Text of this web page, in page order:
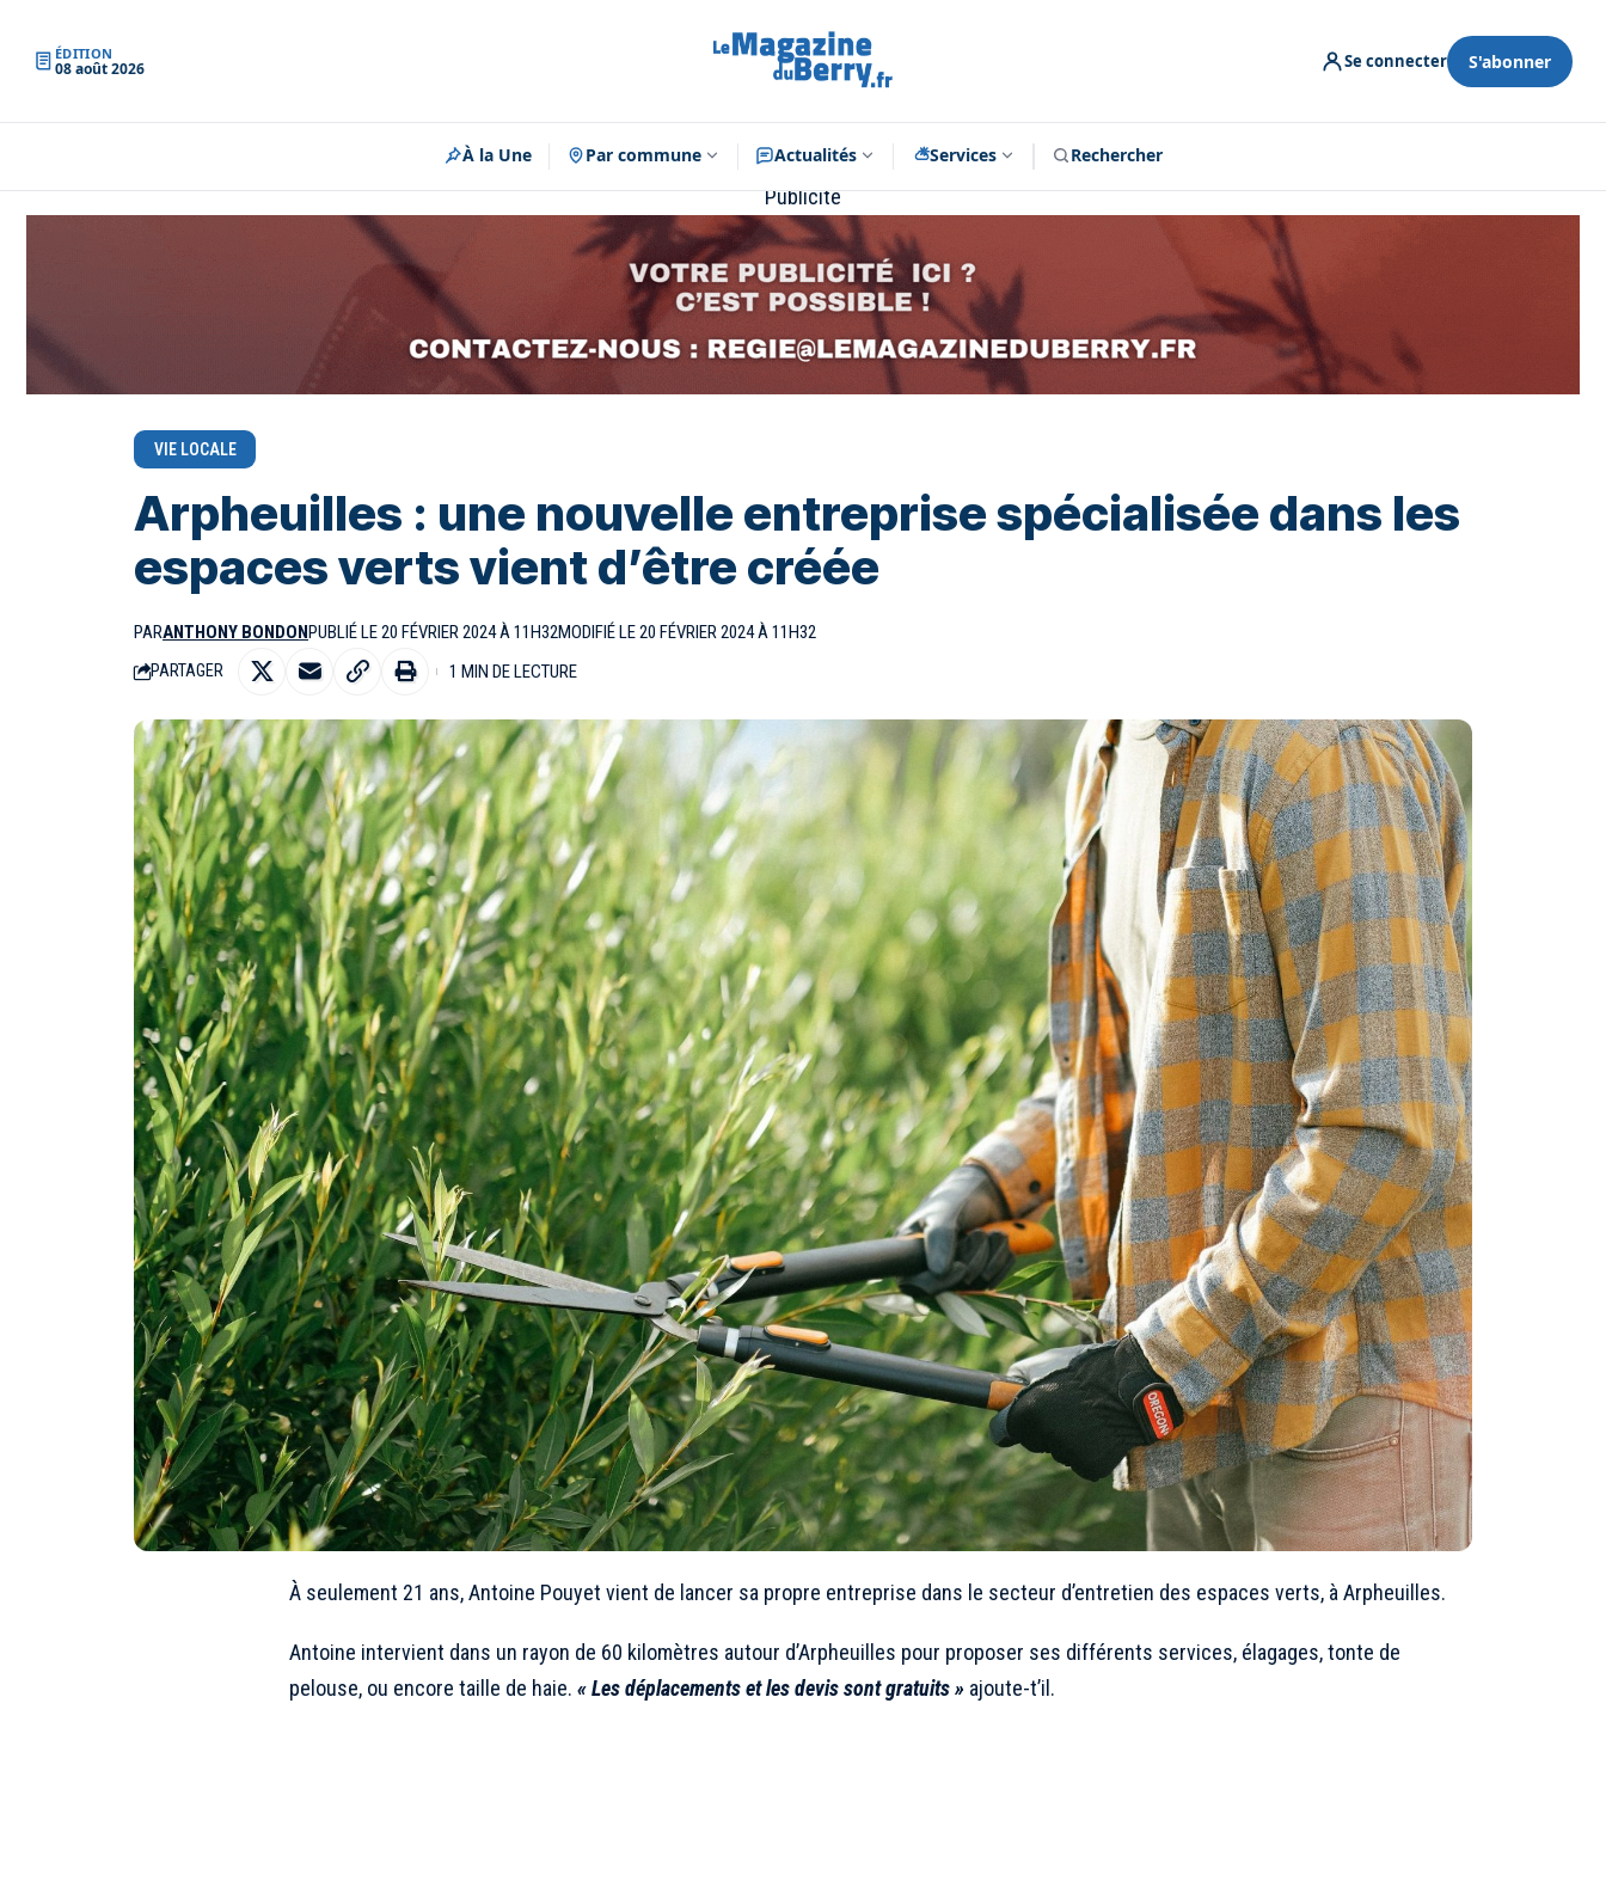
ÉDITION
08 août 2026 Se connecter S'abonner
À la Une Par commune Actualités Services Rechercher
Publicité
VIE LOCALE
Arpheuilles : une nouvelle entreprise spécialisée dans les
espaces verts vient d’être créée
PARANTHONY BONDON PUBLIÉ LE 20 FÉVRIER 2024 À 11H32MODIFIÉ LE 20 FÉVRIER 2024 À 11H32
PARTAGER 1 MIN DE LECTURE
À seulement 21 ans, Antoine Pouyet vient de lancer sa propre entreprise dans le secteur d’entretien des espaces verts, à Arpheuilles.
Antoine intervient dans un rayon de 60 kilomètres autour d’Arpheuilles pour proposer ses différents services, élagages, tonte de
pelouse, ou encore taille de haie. « Les déplacements et les devis sont gratuits » ajoute-t’il.